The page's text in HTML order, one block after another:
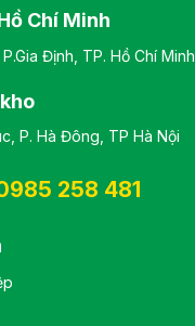
Chí Minh
Định, TP. Hồ Chí Minh
P. Hà Đông, TP Hà Nội
258 481